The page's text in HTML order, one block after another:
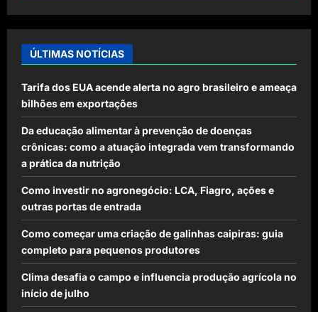
ÚLTIMAS NOTÍCIAS
Tarifa dos EUA acende alerta no agro brasileiro e ameaça
bilhões em exportações
Da educação alimentar à prevenção de doenças
crônicas: como a atuação integrada vem transformando
a prática da nutrição
Como investir no agronegócio: LCA, Fiagro, ações e
outras portas de entrada
Como começar uma criação de galinhas caipiras: guia
completo para pequenos produtores
Clima desafia o campo e influencia produção agrícola no
início de julho